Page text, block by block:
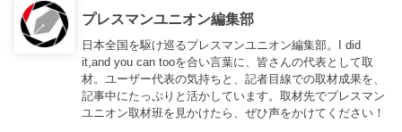
プレスマンユニオン編集部
日本全国を駆け巡るプレスマンユニオン編集部。I did
it,and you can tooを合い言葉に、皆さんの代表として取
材。ユーザー代表の気持ちと、記者目線での取材成果を、
記事中にたっぷりと活かしています。取材先でプレスマン
ユニオン取材班を見かけたら、ぜひ声をかけてください！